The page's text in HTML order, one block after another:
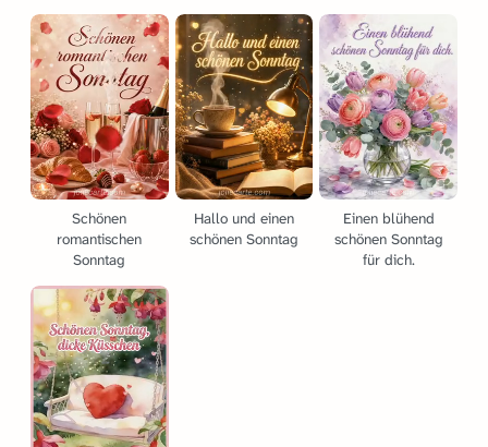
Schönen
romantischen
Sonntag
Hallo und einen
schönen Sonntag
Einen blühend
schönen Sonntag
für dich.